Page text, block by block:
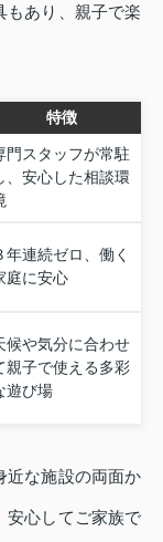
もあり、親子で楽
特徴
門スタッフが常駐
、安心した相談環
年連続ゼロ、働く
庭に安心
候や気分に合わせ
親子で使える多彩
遊び場
近な施設の両面か
安心してご家族で